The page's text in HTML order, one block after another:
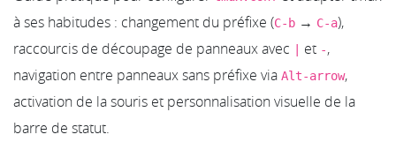
à ses habitudes : changement du préfixe (C-b → C-a),
raccourcis de découpage de panneaux avec
et -,
navigation entre panneaux sans préfixe via Alt-arrow,
activation de la souris et personnalisation visuelle de la
barre de statut.